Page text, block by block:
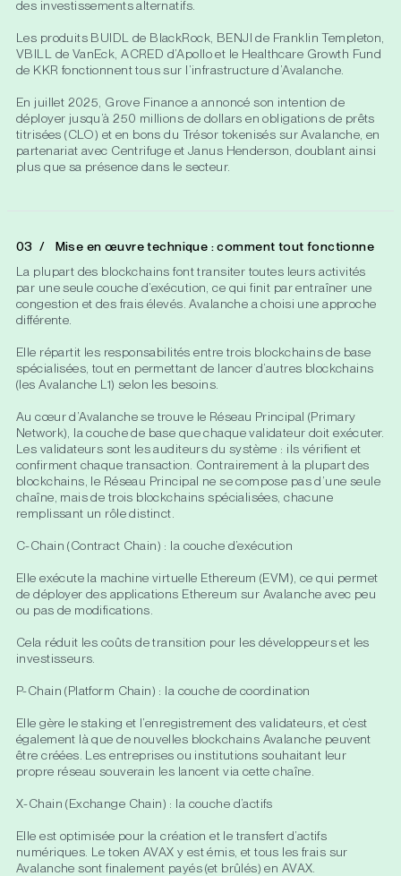
des investissements alternatifs.
Les produits BUIDL de BlackRock, BENJI de Franklin Templeton,
VBILL de VanEck, ACRED d’Apollo et le Healthcare Growth Fund
de KKR fonctionnent tous sur l’infrastructure d’Avalanche.
En juillet 2025, Grove Finance a annoncé son intention de
déployer jusqu’à 250 millions de dollars en obligations de prêts
titrisées (CLO) et en bons du Trésor tokenisés sur Avalanche, en
partenariat avec Centrifuge et Janus Henderson, doublant ainsi
plus que sa présence dans le secteur.
Mise en œuvre technique : comment tout fonctionne
La plupart des blockchains font transiter toutes leurs activités
par une seule couche d’exécution, ce qui finit par entraîner une
congestion et des frais élevés. Avalanche a choisi une approche
différente.
Elle répartit les responsabilités entre trois blockchains de base
spécialisées, tout en permettant de lancer d’autres blockchains
(les Avalanche L1) selon les besoins.
Au cœur d’Avalanche se trouve le Réseau Principal (Primary
Network), la couche de base que chaque validateur doit exécuter.
Les validateurs sont les auditeurs du système : ils vérifient et
confirment chaque transaction. Contrairement à la plupart des
blockchains, le Réseau Principal ne se compose pas d’une seule
chaîne, mais de trois blockchains spécialisées, chacune
remplissant un rôle distinct.
C-Chain (Contract Chain) : la couche d’exécution
Elle exécute la machine virtuelle Ethereum (EVM), ce qui permet
de déployer des applications Ethereum sur Avalanche avec peu
ou pas de modifications.
Cela réduit les coûts de transition pour les développeurs et les
investisseurs.
P-Chain (Platform Chain) : la couche de coordination
Elle gère le staking et l’enregistrement des validateurs, et c’est
également là que de nouvelles blockchains Avalanche peuvent
être créées. Les entreprises ou institutions souhaitant leur
propre réseau souverain les lancent via cette chaîne.
X-Chain (Exchange Chain) : la couche d’actifs
Elle est optimisée pour la création et le transfert d’actifs
numériques. Le token AVAX y est émis, et tous les frais sur
Avalanche sont finalement payés (et brûlés) en AVAX.